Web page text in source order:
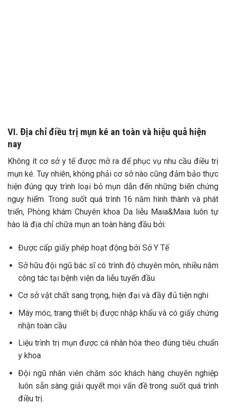
VI. Địa chỉ điều trị mụn ké an toàn và hiệu quả hiện
nay
Không ít cơ sở y tế được mở ra để phục vụ nhu cầu điều trị
mụn ké. Tuy nhiên, không phải cơ sở nào cũng đảm bảo thực
hiện đúng quy trình loại bỏ mụn dẫn đến những biến chứng
nguy hiểm. Trong suốt quá trình 16 năm hình thành và phát
triển, Phòng khám Chuyên khoa Da liễu Maia&Maia luôn tự
hào là địa chỉ chữa mụn an toàn hàng đầu bởi:
Được cấp giấy phép hoạt động bởi Sở Y Tế
Sở hữu đội ngũ bác sĩ có trình độ chuyên môn, nhiều năm
công tác tại bệnh viện da liễu tuyến đầu
Cơ sở vật chất sang trọng, hiện đại và đầy đủ tiện nghi
Máy móc, trang thiết bị được nhập khẩu và có giấy chứng
nhận toàn cầu
Liệu trình trị mụn được cá nhân hóa theo đúng tiêu chuẩn
y khoa
Đội ngũ nhân viên chăm sóc khách hàng chuyên nghiệp
luôn sẵn sàng giải quyết mọi vấn đề trong suốt quá trình
điều trị.